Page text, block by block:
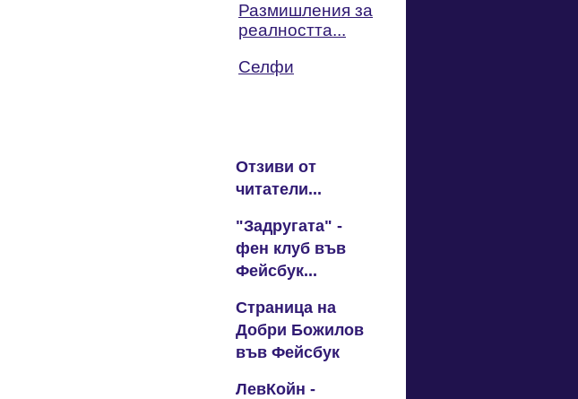
Размишления за
реалността...
Селфи
Отзиви от
читатели...
"Задругата" -
фен клуб във
Фейсбук...
Страница на
Добри Божилов
във Фейсбук
ЛевКойн -